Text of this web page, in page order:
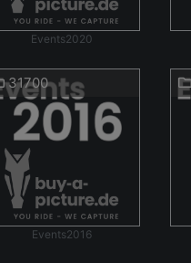
Events2020
31700
Events2016